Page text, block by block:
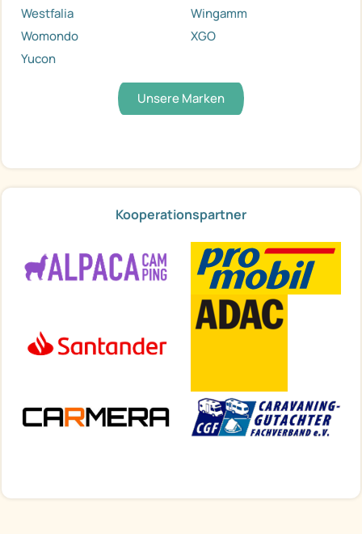
Westfalia
Wingamm
Womondo
XGO
Yucon
Unsere Marken
Kooperationspartner